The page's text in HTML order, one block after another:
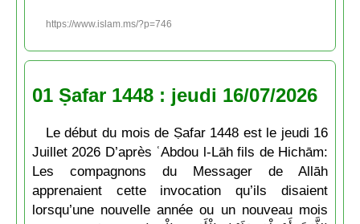
https://www.islam.ms/?p=746
01 Ṣafar 1448 : jeudi 16/07/2026
Le début du mois de Ṣafar 1448 est le jeudi 16
Juillet 2026 D’après ʿAbdou l-Lāh fils de Hichām:
Les compagnons du Messager de Allāh
apprenaient cette invocation qu’ils disaient
lorsqu’une nouvelle année ou un nouveau mois